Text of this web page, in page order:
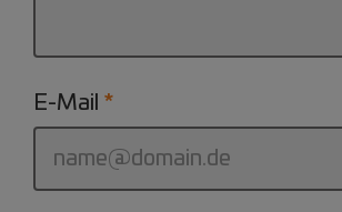
E-Mail